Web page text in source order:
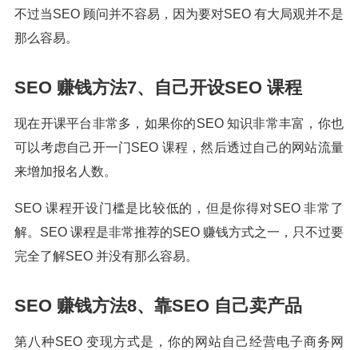
不过当SEO 顾问并不容易，因为要对SEO 有大局观并不是
那么容易。
SEO 赚钱方法7、自己开设SEO 课程
现在开课平台非常多，如果你的SEO 知识非常丰富，你也
可以考虑自己开一门SEO 课程，然后透过自己的网站流量
来增加报名人数。
SEO 课程开设门槛是比较低的，但是你得对SEO 非常了
解。SEO 课程是非常推荐的SEO 赚钱方式之一，只不过要
完全了解SEO 并没有那么容易。
SEO 赚钱方法8、靠SEO 自己卖产品
第八种SEO 变现方式是，你的网站自己经营电子商务网